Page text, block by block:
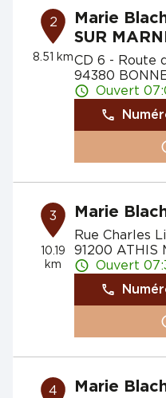
2
8.51 km
Marie
SUR
CD 6 - Route
94380
Ouvert
3
10.19
km
Marie
Rue Charles
91200 ATHIS
Ouvert
4 Marie